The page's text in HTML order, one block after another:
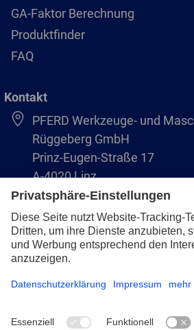
GA-Faktor Berechnung
Produktfinder
FAQ
Kontakt
PFERD Werkzeuge- und
Rüggeberg GmbH
Prinz-Eugen-Straße 17
A-4020 Linz
Austria/Österreich
+43 (732) 79 64 11-0
info@pferd-rueggeberg.at